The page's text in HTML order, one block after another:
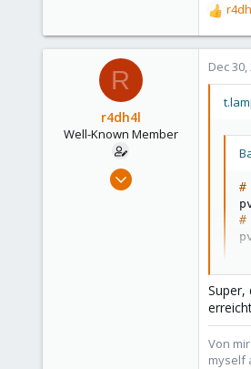
R
e
a
c
t
R
r4dh4l
Well-Known Member
Feb 5, 2018
Dec 30,
#
Super,
Von
myself